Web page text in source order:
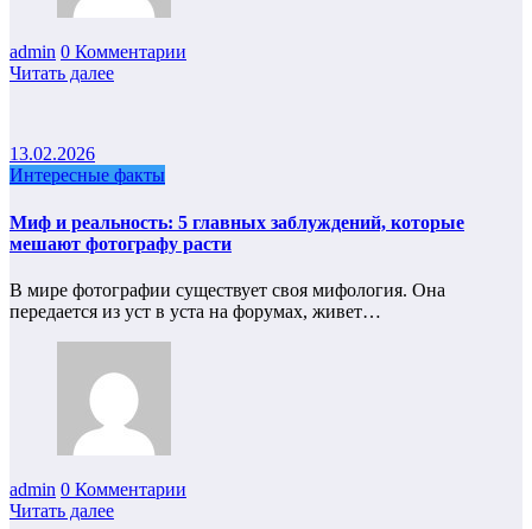
admin 0 Комментарии
Читать далее
13.02.2026
Интересные факты
Миф и реальность: 5 главных заблуждений, которые
мешают фотографу расти
В мире фотографии существует своя мифология. Она
передается из уст в уста на форумах, живет…
admin 0 Комментарии
Читать далее